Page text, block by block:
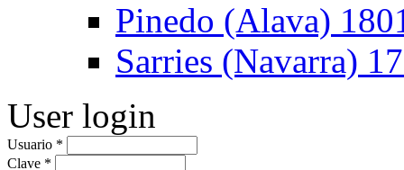
Pinedo (Alava)
Sarries (Navarra)
User login
Usuario *
Clave *